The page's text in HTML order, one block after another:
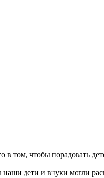
том, чтобы порадовать
дети и внуки могли